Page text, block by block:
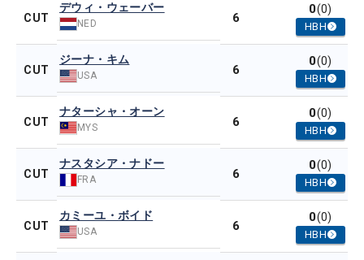
CUT
デウィ・ウェーバー
NED 6
0(0)
HBH
CUT
ジーナ・キム
USA 6
0(0)
HBH
CUT
ナターシャ・オーン
MYS 6
0(0)
HBH
CUT
ナスタシア・ナドー
FRA 6
0(0)
HBH
CUT
カミーユ・ボイド
USA 6
0(0)
HBH